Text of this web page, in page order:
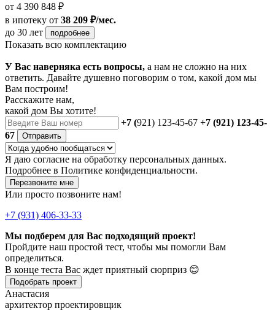
от 4 390 848 ₽
в ипотеку от 38 209 ₽/мес.
до 30 лет
подробнее
Показать всю комплектацию
У Вас наверняка есть вопросы, а нам не сложно на них
ответить. Давайте душевно поговорим о том, какой дом мы
Вам построим!
Расскажите нам,
какой дом Вы хотите!
+7 (921) 123-45-67 +7 (921) 123-45-
67
Отправить
Я даю согласие на обработку персональных данных.
Подробнее в Политике конфиденциальности.
Перезвоните мне
Или просто позвоните нам!
+7 (931) 406-33-33
Мы подберем для Вас подходящий проект!
Пройдите наш простой тест, чтобы мы помогли Вам
определиться.
В конце теста Вас ждет приятный сюрприз 😊
Подобрать проект
Анастасия
архитектор проектировщик